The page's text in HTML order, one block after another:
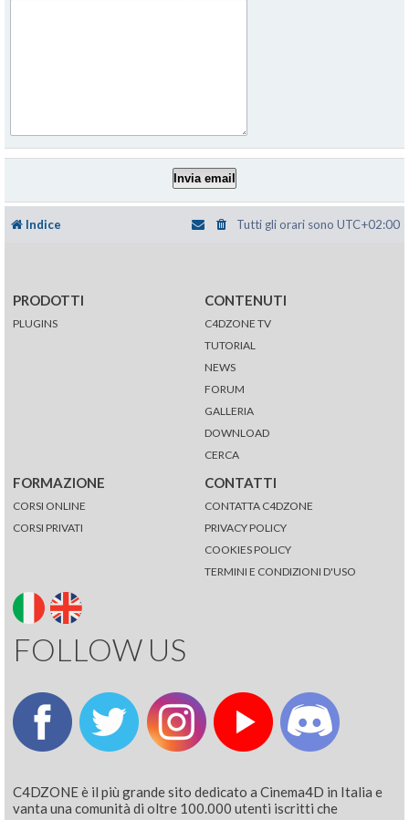
Indice Tutti gli orari sono UTC+02:00
PRODOTTI
PLUGINS
CONTENUTI
C4DZONE TV
TUTORIAL
NEWS
FORUM
GALLERIA
DOWNLOAD
CERCA
FORMAZIONE
CORSI ONLINE
CORSI PRIVATI
CONTATTI
CONTATTA C4DZONE
PRIVACY POLICY
COOKIES POLICY
TERMINI E CONDIZIONI D'USO
FOLLOW US
C4DZONE è il più grande sito dedicato a Cinema4D in Italia e
vanta una comunità di oltre 100.000 utenti iscritti che